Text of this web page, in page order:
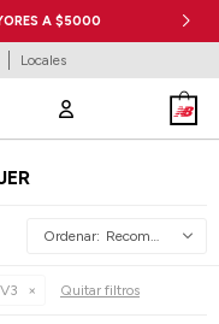
A $5000
Locales
Recomendados
Quitar filtros